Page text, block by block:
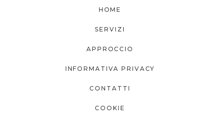
HOME
SERVIZI
APPROCCIO
INFORMATIVA PRIVACY
CONTATTI
COOKIE